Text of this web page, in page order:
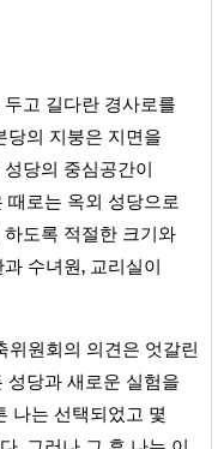
고 길다란 경사로를
당의 지붕은 지면을
당의 중심공간이
때로는 옥외 성당으로
도록 적절한 크기와
수녀원, 교리실이
위원회의 의견은 엇갈린
성당과 새로운 실험을
나는 선택되었고 몇